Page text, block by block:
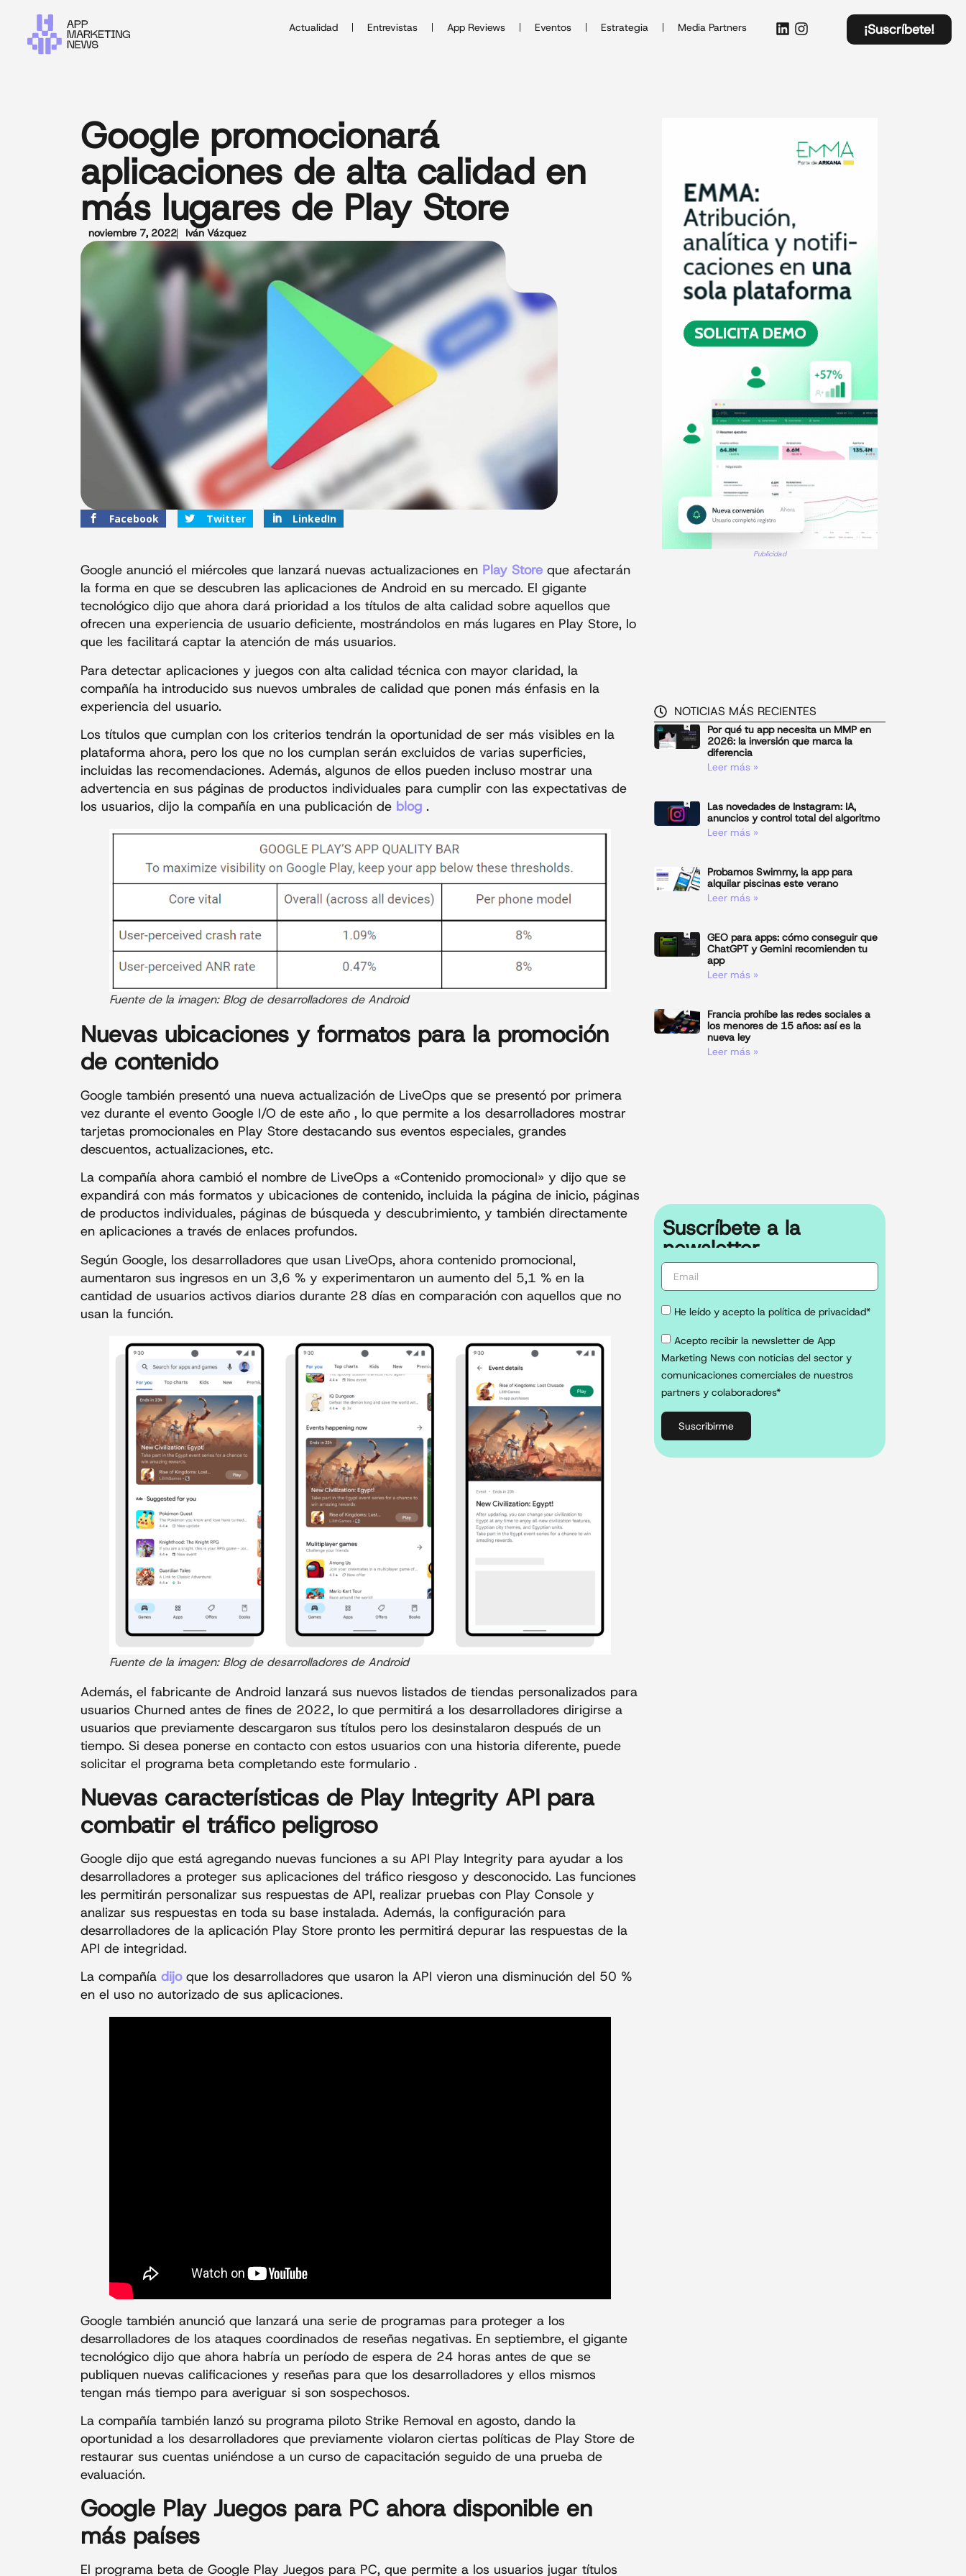
Actualidad Entrevistas App Reviews Eventos Estrategia Media Partners ¡Suscríbete!
Google promocionará
aplicaciones de alta calidad en
más lugares de Play Store
noviembre 7, 2022 Iván Vázquez
Facebook Twitter LinkedIn
Google anunció el miércoles que lanzará nuevas actualizaciones en Play Store que afectarán
la forma en que se descubren las aplicaciones de Android en su mercado. El gigante
tecnológico dijo que ahora dará prioridad a los títulos de alta calidad sobre aquellos que
ofrecen una experiencia de usuario deficiente, mostrándolos en más lugares en Play Store, lo
que les facilitará captar la atención de más usuarios.
Para detectar aplicaciones y juegos con alta calidad técnica con mayor claridad, la
compañía ha introducido sus nuevos umbrales de calidad que ponen más énfasis en la
experiencia del usuario.
Los títulos que cumplan con los criterios tendrán la oportunidad de ser más visibles en la
plataforma ahora, pero los que no los cumplan serán excluidos de varias superficies,
incluidas las recomendaciones. Además, algunos de ellos pueden incluso mostrar una
advertencia en sus páginas de productos individuales para cumplir con las expectativas de
los usuarios, dijo la compañía en una publicación de blog .
Fuente de la imagen: Blog de desarrolladores de Android
Nuevas ubicaciones y formatos para la promoción
de contenido
Google también presentó una nueva actualización de LiveOps que se presentó por primera
vez durante el evento Google I/O de este año , lo que permite a los desarrolladores mostrar
tarjetas promocionales en Play Store destacando sus eventos especiales, grandes
descuentos, actualizaciones, etc.
La compañía ahora cambió el nombre de LiveOps a «Contenido promocional» y dijo que se
expandirá con más formatos y ubicaciones de contenido, incluida la página de inicio, páginas
de productos individuales, páginas de búsqueda y descubrimiento, y también directamente
en aplicaciones a través de enlaces profundos.
Según Google, los desarrolladores que usan LiveOps, ahora contenido promocional,
aumentaron sus ingresos en un 3,6 % y experimentaron un aumento del 5,1 % en la
cantidad de usuarios activos diarios durante 28 días en comparación con aquellos que no
usan la función.
Fuente de la imagen: Blog de desarrolladores de Android
Además, el fabricante de Android lanzará sus nuevos listados de tiendas personalizados para
usuarios Churned antes de fines de 2022, lo que permitirá a los desarrolladores dirigirse a
usuarios que previamente descargaron sus títulos pero los desinstalaron después de un
tiempo. Si desea ponerse en contacto con estos usuarios con una historia diferente, puede
solicitar el programa beta completando este formulario .
Nuevas características de Play Integrity API para
combatir el tráfico peligroso
Google dijo que está agregando nuevas funciones a su API Play Integrity para ayudar a los
desarrolladores a proteger sus aplicaciones del tráfico riesgoso y desconocido. Las funciones
les permitirán personalizar sus respuestas de API, realizar pruebas con Play Console y
analizar sus respuestas en toda su base instalada. Además, la configuración para
desarrolladores de la aplicación Play Store pronto les permitirá depurar las respuestas de la
API de integridad.
La compañía dijoque los desarrolladores que usaron la API vieron una disminución del 50 %
en el uso no autorizado de sus aplicaciones.
Google también anunció que lanzará una serie de programas para proteger a los
desarrolladores de los ataques coordinados de reseñas negativas. En septiembre, el gigante
tecnológico dijo que ahora habría un período de espera de 24 horas antes de que se
publiquen nuevas calificaciones y reseñas para que los desarrolladores y ellos mismos
tengan más tiempo para averiguar si son sospechosos.
La compañía también lanzó su programa piloto Strike Removal en agosto, dando la
oportunidad a los desarrolladores que previamente violaron ciertas políticas de Play Store de
restaurar sus cuentas uniéndose a un curso de capacitación seguido de una prueba de
evaluación.
Google Play Juegos para PC ahora disponible en
más países
El programa beta de Google Play Juegos para PC, que permite a los usuarios jugar títulos
Publicidad
NOTICIAS MÁS RECIENTES
Por qué tu app necesita un MMP en
2026: la inversión que marca la
diferencia
Leer más »
Las novedades de Instagram: IA,
anuncios y control total del algoritmo
Leer más »
Probamos Swimmy, la app para
alquilar piscinas este verano
Leer más »
GEO para apps: cómo conseguir que
ChatGPT y Gemini recomienden tu
app
Leer más »
Francia prohíbe las redes sociales a
los menores de 15 años: así es la
nueva ley
Leer más »
Suscríbete a la
newsletter
He leído y acepto la política de privacidad*
Acepto recibir la newsletter de App
Marketing News con noticias del sector y
comunicaciones comerciales de nuestros
partners y colaboradores*
Suscribirme